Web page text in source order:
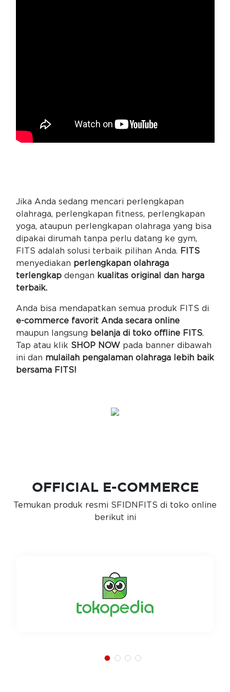
Jika Anda sedang mencari perlengkapan
olahraga, perlengkapan fitness, perlengkapan
yoga, ataupun perlengkapan olahraga yang bisa
dipakai dirumah tanpa perlu datang ke gym,
FITS adalah solusi terbaik pilihan Anda. FITS
menyediakan perlengkapan olahraga
terlengkapdengan kualitas original dan harga
terbaik.
Anda bisa mendapatkan semua produk FITS di
e-commerce favorit Anda secara online
maupun langsung belanja di toko offline FITS.
Tap atau klik SHOP NOW pada banner dibawah
ini dan mulailah pengalaman olahraga lebih baik
bersama FITS!
OFFICIAL E-COMMERCE
Temukan produk resmi SFIDNFITS di toko online
berikut ini